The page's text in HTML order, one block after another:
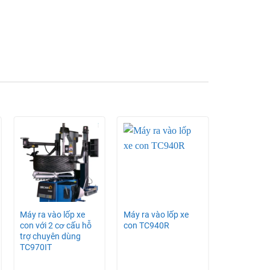
vụ làm lốp xe con, với ưu điểm phù hợp với
máy của các cửa hàng sửa chữa xe mô tô.
đầy đủ về thông số kỹ thuật.
hỗ trợ ra vào lốp.
bị đăng kiểm xe nhập khẩu trực tiếp từ các
– giá thành hợp lí – phân phối toàn quốc.
Máy ra vào lốp xe
con với 2 cơ cấu hỗ
trợ chuyên dùng
TC970IT
Máy ra vào lốp xe
con TC940R